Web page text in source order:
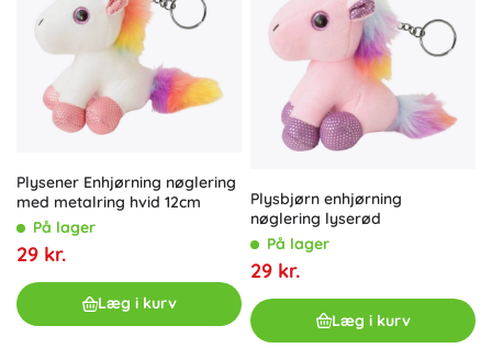
Plysener Enhjørning nøglering
med metalring hvid 12cm
På lager
29 kr.
Læg i kurv
Plysbjørn enhjørning
nøglering lyserød
På lager
29 kr.
Læg i kurv